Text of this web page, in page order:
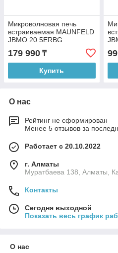
Микроволновая печь
встраиваемая MAUNFELD
JBMO.20.5ERBG
179 990 ₸
Купить
О нас
Рейтинг не сформирован
Менее 5 отзывов за
Работает с 20.10.2022
г. Алматы
Муратбаева 138, Алматы,
Контакты
Сегодня выходной
Показать весь график
О нас